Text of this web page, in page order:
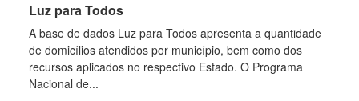
Luz para Todos
A base de dados Luz para Todos apresenta a quantidade
de domicílios atendidos por município, bem como dos
recursos aplicados no respectivo Estado. O Programa
Nacional de...